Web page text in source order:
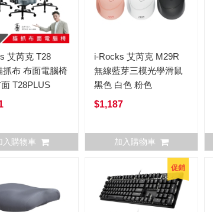
艾芮克 T28
抓布 布面電腦椅
T28PLUS
入購物車
i-Rocks 艾芮克 M29R
無線藍芽三模光學滑鼠
黑色 白色 粉色
$1,187
加入購物車
促銷